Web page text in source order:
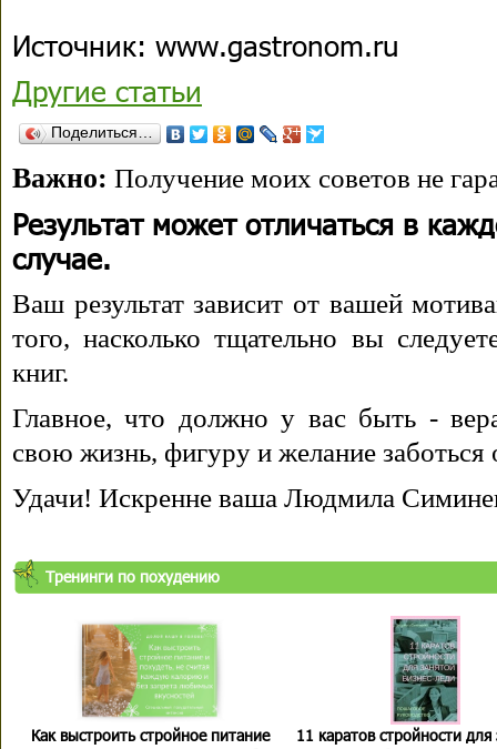
Источник: www.gastronom.ru
Другие статьи
Поделиться…
Важно: Получение моих советов не
Результат может отличаться в
случае.
Ваш результат зависит от вашей
того, насколько тщательно вы
книг.
Главное, что должно у вас быть -
свою жизнь, фигуру и желание заботься
Удачи! Искренне ваша Людмила
Тренинги по похудению
Как выстроить стройное питание
11 каратов стройности для